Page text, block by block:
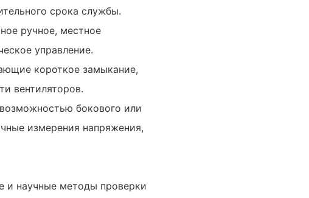
срока службы.
ручное, местное
управление.
короткое замыкание,
вентиляторов.
бокового или
измерения напряжения,
и научные методы проверки